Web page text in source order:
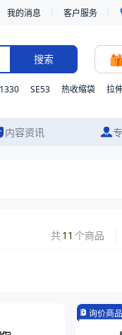
我的消息 客户服务
搜索
SE53 热收缩袋 拉
内容资讯
共11 个商品
询价商品